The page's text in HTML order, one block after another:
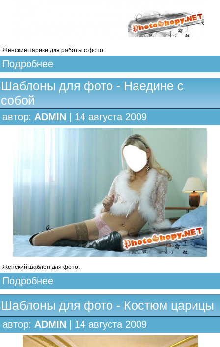
Женские парики для работы с фото.
Подробнее
Шаблоны для фото - Наедине с
собой
автор: ADMIN | 14 августа 2009
Женский шаблон для фото.
Подробнее
Шаблоны для фото - Костюм царицы
автор: ADMIN | 14 августа 2009